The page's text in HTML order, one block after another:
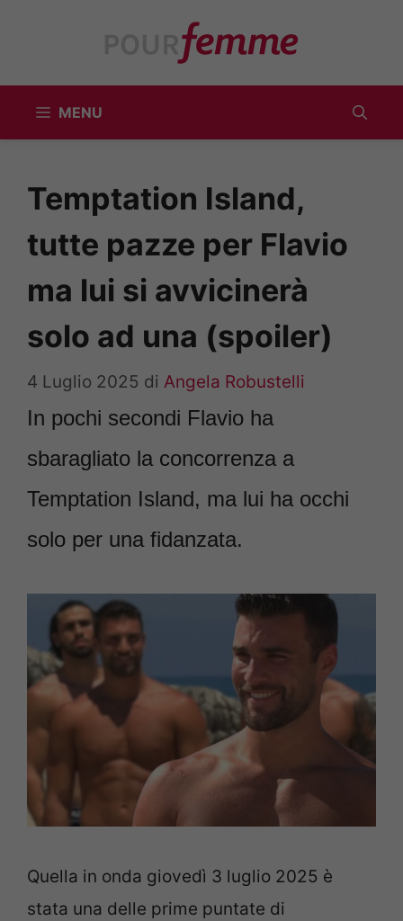
MENU
Temptation Island,
tutte pazze per Flavio
ma lui si avvicinerà
solo ad una (spoiler)
4 Luglio 2025 di Angela Robustelli
In pochi secondi Flavio ha
sbaragliato la concorrenza a
Temptation Island, ma lui ha occhi
solo per una fidanzata.
Quella in onda giovedì 3 luglio 2025 è
stata una delle prime puntate di